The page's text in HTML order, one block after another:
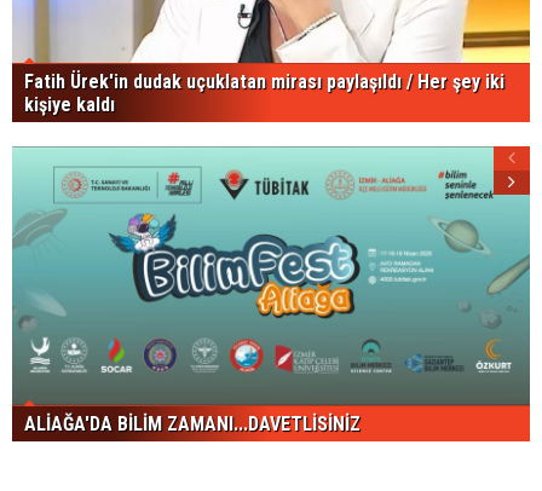
Fatih Ürek'in dudak uçuklatan mirası paylaşıldı / Her şey iki
kişiye kaldı
ALİAĞA'DA BİLİM ZAMANI...DAVETLİSİNİZ